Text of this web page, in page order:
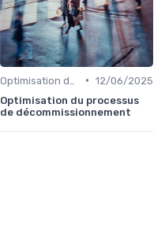
• 12/06/2025
Optimisation du processus
de décommissionnement